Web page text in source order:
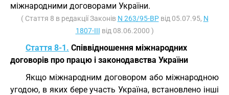
міжнародними договорами України.
( Стаття 8 в редакції Законів N 263/95-ВРвід 05.07.95, N
1807-III від 08.06.2000 )
Стаття 8-1. Співвідношення міжнародних
договорів про працю і законодавства України
Якщо міжнародним договором або міжнародною
угодою, в яких бере участь Україна, встановлено інші